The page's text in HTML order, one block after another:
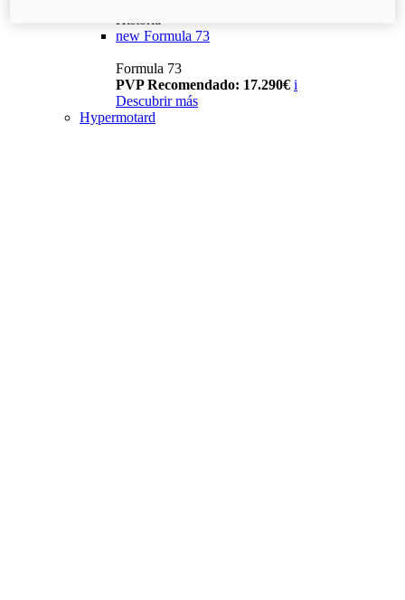
Historia
new Formula 73
Formula 73
PVP Recomendado: 17.290€ i
Descubrir más
Hypermotard